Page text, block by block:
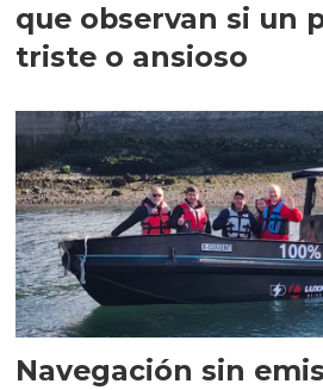
que observan si un
triste o ansioso
Navegación sin